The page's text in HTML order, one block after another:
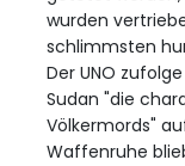
wurden
schlimmsten
Der UNO
Sudan "die
Völkermords"
Waffenruhe